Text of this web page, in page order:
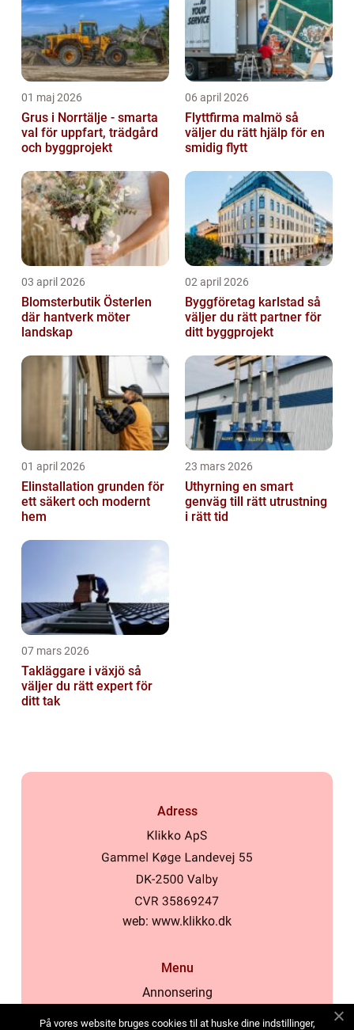
01 maj 2026
Grus i Norrtälje - smarta
val för uppfart, trädgård
och byggprojekt
06 april 2026
Flyttfirma malmö så
väljer du rätt hjälp för en
smidig flytt
03 april 2026
Blomsterbutik Österlen
där hantverk möter
landskap
02 april 2026
Byggföretag karlstad så
väljer du rätt partner för
ditt byggprojekt
01 april 2026
Elinstallation grunden för
ett säkert och modernt
hem
23 mars 2026
Uthyrning en smart
genväg till rätt utrustning
i rätt tid
07 mars 2026
Takläggare i växjö så
väljer du rätt expert för
ditt tak
Adress
web: www.klikko.dk
Menu
Annonsering
På vores website bruges cookies til at huske dine indstillinger,